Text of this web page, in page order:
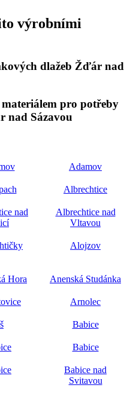
výrobními
dlažeb Žďár nad
materiálem pro potřeby
nad Sázavou
Adamov
Albrechtice
nad
Albrechtice nad
Vltavou
Alojzov
Hora Anenská Studánka
Arnolec
Babice
Babice
Babice nad
Svitavou